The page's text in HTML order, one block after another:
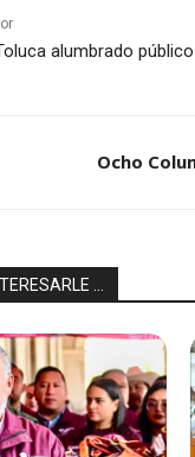
alumbrado público
Ocho
...